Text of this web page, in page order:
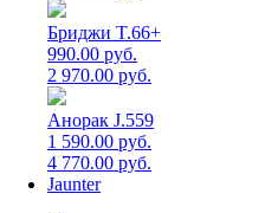
Бриджи T.66+
990.00 руб.
2 970.00 руб.
Анорак J.559
1 590.00 руб.
4 770.00 руб.
Jaunter